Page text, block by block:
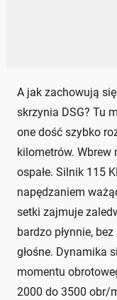
A jak zachowują
skrzynia DSG? Tu
one dość szybko
kilometrów.
ospałe. Silnik 115
napędzaniem
setki zajmuje
bardzo płynnie,
głośne. Dynamika
momentu
2000 do 3500 obr/